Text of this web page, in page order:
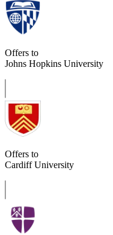
Offers to
Johns Hopkins University
Offers to
Cardiff University